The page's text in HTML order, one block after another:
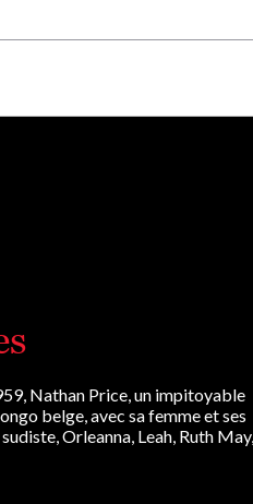
Nathan Price, un impitoyable
belge, avec sa femme et ses
Orleanna, Leah, Ruth May,